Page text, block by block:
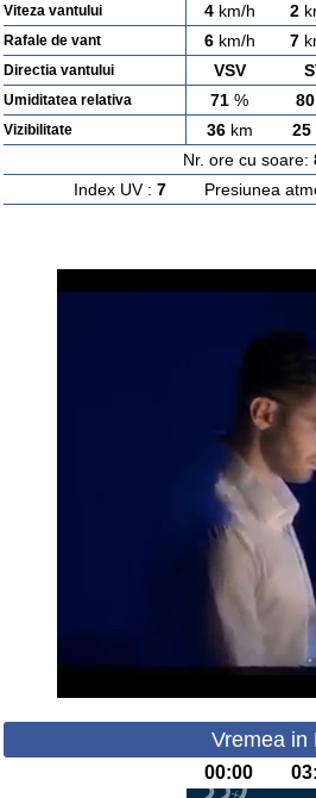
Viteza vantului 4km/h 2
Rafale de vant 6km/h 7
Directia vantului VSV
Umiditatea relativa 71 % 80
Vizibilitate 36km 25
Nr. ore cu soare:
Index UV : 7Presiunea
Vremea in
00:00